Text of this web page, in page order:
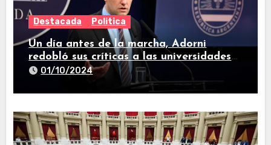
Destacada Politica
Un día antes de la marcha, Adorni
redobló sus críticas a las universidades
nacionales
01/10/2024